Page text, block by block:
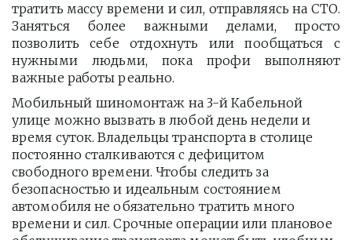
тратить массу времени и сил, отправляясь на СТО.
Заняться более важными делами, просто
позволить себе отдохнуть или пообщаться с
нужными людьми, пока профи выполняют
важные работы реально.
Мобильный шиномонтаж на 3-й Кабельной
улице можно вызвать в любой день недели и
время суток. Владельцы транспорта в столице
постоянно сталкиваются с дефицитом
свободного времени. Чтобы следить за
безопасностью и идеальным состоянием
автомобиля не обязательно тратить много
времени и сил. Срочные операции или плановое